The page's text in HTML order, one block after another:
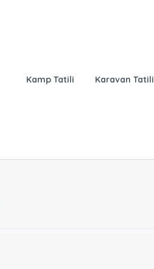
Kamp Tatili Karavan Tatili